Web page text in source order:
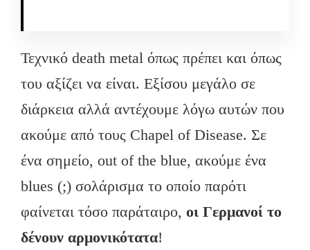
Τεχνικό death metal όπως πρέπει και όπως
του αξίζει να είναι. Εξίσου μεγάλο σε
διάρκεια αλλά αντέχουμε λόγω αυτών που
ακούμε από τους Chapel of Disease. Σε
ένα σημείο, out of the blue, ακούμε ένα
blues (;) σολάρισμα το οποίο παρότι
φαίνεται τόσο παράταιρο, οι Γερμανοί το
δένουν αρμονικότατα!